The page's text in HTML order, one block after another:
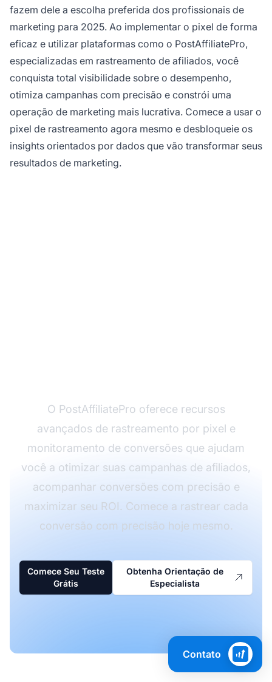
fazem dele a escolha preferida dos profissionais de
marketing para 2025. Ao implementar o pixel de forma
eficaz e utilizar plataformas como o PostAffiliatePro,
especializadas em rastreamento de afiliados, você
conquista total visibilidade sobre o desempenho,
otimiza campanhas com precisão e constrói uma
operação de marketing mais lucrativa. Comece a usar o
pixel de rastreamento agora mesmo e desbloqueie os
insights orientados por dados que vão transformar seus
resultados de marketing.
O PostAffiliatePro oferece recursos
avançados de rastreamento por pixel e
monitoramento de conversões que ajudam
você a otimizar suas campanhas de afiliados,
acompanhar conversões com precisão e
maximizar seu ROI. Comece a rastrear cada
conversão com precisão hoje mesmo.
Comece Seu Teste
Grátis
Obtenha Orientação de
Especialista
Contato